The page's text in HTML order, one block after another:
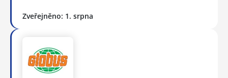
Zveřejněno: 1. srpna